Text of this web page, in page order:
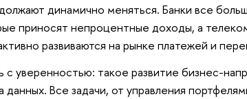
динамично меняться. Банки все
приносят непроцентные доходы, а
развиваются на рынке платежей и
уверенностью: такое развитие бизнес-
данных. Все задачи, от управления